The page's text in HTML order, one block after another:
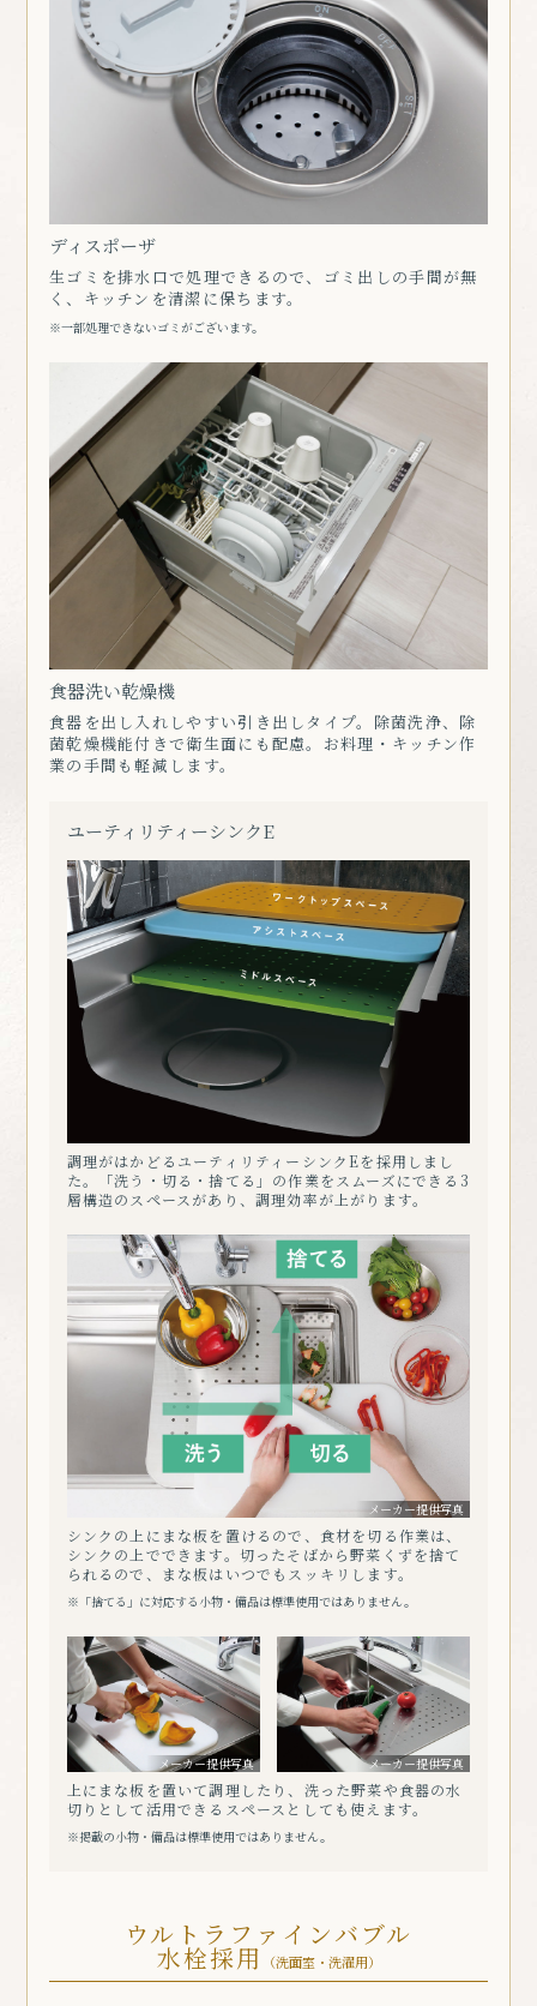
ディスポーザ
生ゴミを排水口で処理できるので、ゴミ出しの手間が無
く、キッチンを清潔に保ちます。
※一部処理できないゴミがございます。
食器洗い乾燥機
食器を出し入れしやすい引き出しタイプ。除菌洗浄、除
菌乾燥機能付きで衛生面にも配慮。お料理・キッチン作
業の手間も軽減します。
ユーティリティーシンクE
調理がはかどるユーティリティーシンクEを採用しまし
た。「洗う・切る・捨てる」の作業をスムーズにできる3
層構造のスペースがあり、調理効率が上がります。
メーカー提供写真
シンクの上にまな板を置けるので、食材を切る作業は、
シンクの上でできます。切ったそばから野菜くずを捨て
られるので、まな板はいつでもスッキリします。
※「捨てる」に対応する小物・備品は標準使用ではありません。
メーカー提供写真 メーカー提供写真
上にまな板を置いて調理したり、洗った野菜や食器の水
切りとして活用できるスペースとしても使えます。
※掲載の小物・備品は標準使用ではありません。
ウルトラファインバブル
水栓採用 （洗面室・洗濯用）